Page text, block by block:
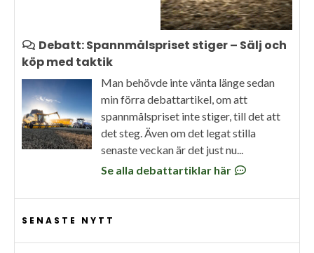
Debatt: Spannmålspriset stiger – Sälj och
köp med taktik
Man behövde inte vänta länge sedan
min förra debattartikel, om att
spannmålspriset inte stiger, till det att
det steg. Även om det legat stilla
senaste veckan är det just nu...
Se alla debattartiklar här
SENASTE NYTT